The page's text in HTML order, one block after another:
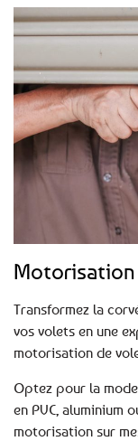
Transformez la
vos volets en une
motorisation de
Optez pour la
en PVC, aluminium
motorisation sur